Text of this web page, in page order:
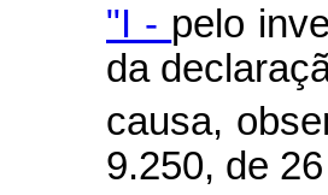
"I - pelo
da
causa,
9.250, de